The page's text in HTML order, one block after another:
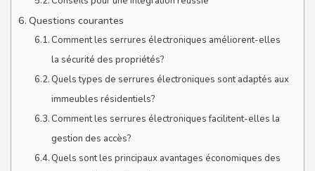
Questions courantes
Comment les serrures électroniques améliorent-elles
la sécurité des propriétés?
Quels types de serrures électroniques sont adaptés aux
immeubles résidentiels?
Comment les serrures électroniques facilitent-elles la
gestion des accès?
Quels sont les principaux avantages économiques des